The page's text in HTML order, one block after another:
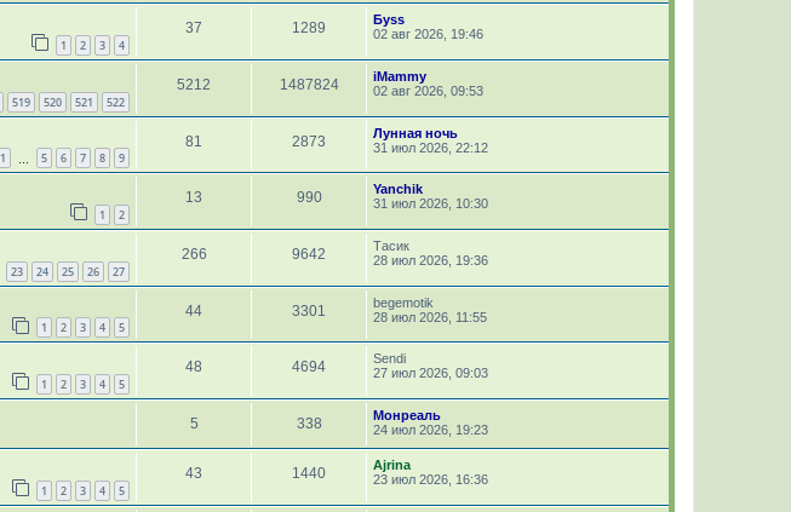
1 2 3 4
37 1289
Буss
02 авг 2026, 19:46
519 520 521 522
5212 1487824
iMammy
02 авг 2026, 09:53
1 5 6 7 8 9
81 2873
Лунная ночь
31 июл 2026, 22:12
1 2
13 990
Yanchik
31 июл 2026, 10:30
23 24 25 26 27
266 9642
Тасик
28 июл 2026, 19:36
1 2 3 4 5
44 3301
begemotik
28 июл 2026, 11:55
1 2 3 4 5
48 4694
Sendi
27 июл 2026, 09:03
5 338
Монреаль
24 июл 2026, 19:23
1 2 3 4 5
43 1440
Ajrina
23 июл 2026, 16:36